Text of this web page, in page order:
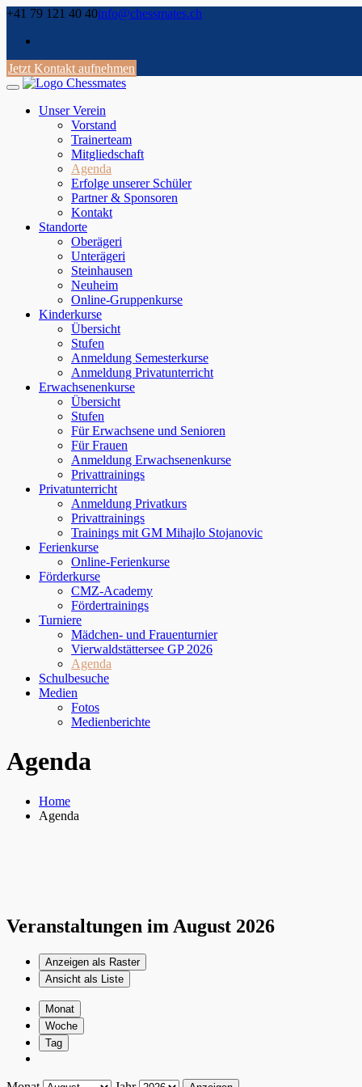
Skip
content
+41 79 121 40 40info@chessmates.ch
Jetzt Kontakt aufnehmen
Unser Verein
Vorstand
Trainerteam
Mitgliedschaft
Agenda
Erfolge unserer Schüler
Partner & Sponsoren
Kontakt
Standorte
Oberägeri
Unterägeri
Steinhausen
Neuheim
Online-Gruppenkurse
Kinderkurse
Übersicht
Stufen
Anmeldung Semesterkurse
Anmeldung Privatunterricht
Erwachsenenkurse
Übersicht
Stufen
Für Erwachsene und Senioren
Für Frauen
Anmeldung Erwachsenenkurse
Privattrainings
Privatunterricht
Anmeldung Privatkurs
Privattrainings
Trainings mit GM Mihajlo Stojanovic
Ferienkurse
Online-Ferienkurse
Förderkurse
CMZ-Academy
Fördertrainings
Turniere
Mädchen- und Frauenturnier
Vierwaldstättersee GP 2026
Agenda
Schulbesuche
Medien
Fotos
Medienberichte
Agenda
Home
Agenda
Veranstaltungen im August 2026
Anzeigen als Raster
Ansicht als Liste
Monat
Woche
Tag